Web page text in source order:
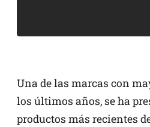
Una de las marcas con
los últimos años, se ha
productos más recientes